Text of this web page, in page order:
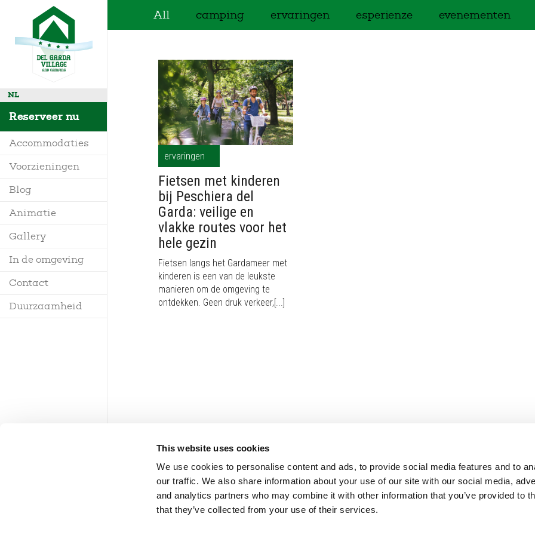
This website uses cookies
We use cookies to personalise content and ads, to provide social media features and to
our traffic. We also share information about your use of our site with our social media,
and analytics partners who may combine it with other information that you’ve provided to
that they’ve collected from your use of their services.
NL
Reserveer nu
Accommodaties
Villa
Mobile Homes
Bungalow
Glamping
Voorzieningen
Blog
Animatie
Gallery
In de omgeving
Contact
Waar zijn wij
Info aanvragen
Kaart
Duurzaamheid
All camping ervaringen esperienze evenementen
ervaringen
Fietsen met kinderen
bij Peschiera del
Garda: veilige en
vlakke routes voor het
hele gezin
Fietsen langs het Gardameer met
kinderen is een van de leukste
manieren om de omgeving te
ontdekken. Geen druk verkeer,[...]